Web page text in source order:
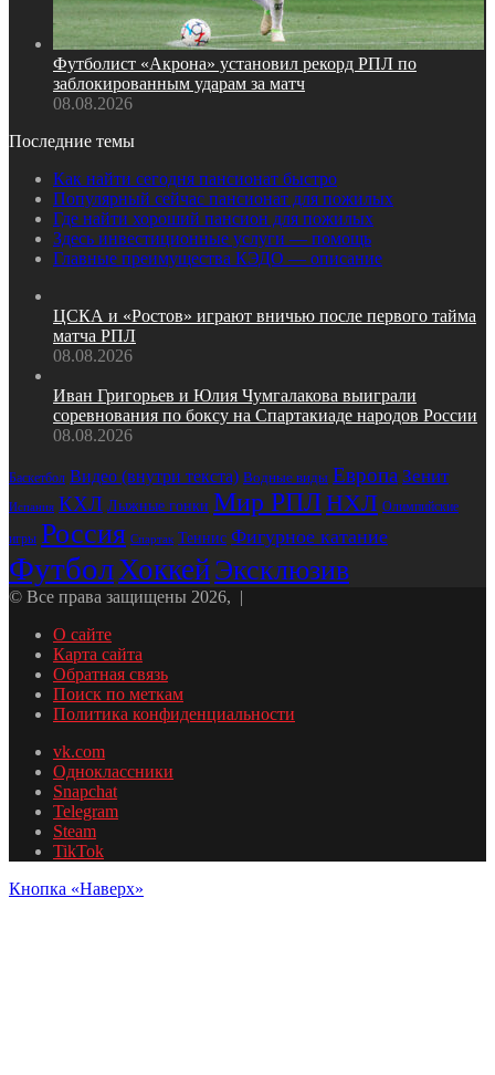
Футболист «Акрона» установил рекорд РПЛ по
заблокированным ударам за матч
08.08.2026
Последние темы
Как найти сегодня пансионат быстро
Популярный сейчас пансионат для пожилых
Где найти хороший пансион для пожилых
Здесь инвестиционные услуги — помощь
Главные преимущества КЭДО — описание
ЦСКА и «Ростов» играют вничью после первого тайма
матча РПЛ
08.08.2026
Иван Григорьев и Юлия Чумгалакова выиграли
соревнования по боксу на Спартакиаде народов России
08.08.2026
Баскетбол Видео (внутри текста) Водные виды Европа Зенит
Испания КХЛ Лыжные гонки Мир РПЛНХЛ Олимпийские
игры Россия Спартак Теннис Фигурное катание
ФутболХоккейЭксклюзив
© Все права защищены 2026, |
О сайте
Карта сайта
Обратная связь
Поиск по меткам
Политика конфиденциальности
vk.com
Одноклассники
Snapchat
Telegram
Steam
TikTok
Кнопка «Наверх»